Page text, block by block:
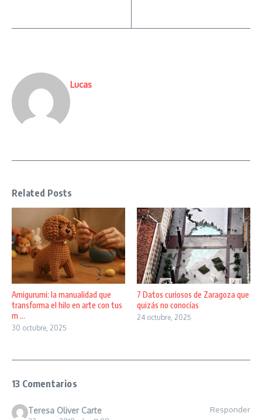
Lucas
Related Posts
Amigurumi: la manualidad que
transforma el hilo en arte con tus
m ...
30 octubre, 2025
7 Datos curiosos de Zaragoza que
quizás no conocías
24 octubre, 2025
13 Comentarios
Teresa Oliver Carte Responder